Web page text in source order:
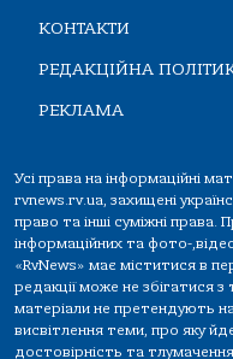
КОНТАКТИ
РЕДАКЦІЙНА
РЕКЛАМА
Усі права на інформаційні
rvnews.rv.ua, захищені
право та інші суміжні права.
інформаційних та фото-
«RvNews» має міститися в
редакції може не збігатися
матеріали не претендують
висвітлення теми, про яку
достовірність та